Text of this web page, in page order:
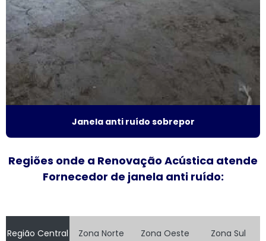
Fornecedor de janela sobreposta de correr
Fornecedor de janela sobreposta de giro
Fornecedor de janela vidro multilaminado
Fornecedor de janela vidro triplo
Instalação de esquadrias de alumínio
Instalação de tela mosquiteira
Janela anti ruído sobrepor
Regiões onde a Renovação Acústica atende
Fornecedor de janela anti ruído:
Região Central Zona Norte Zona Oeste Zona Sul